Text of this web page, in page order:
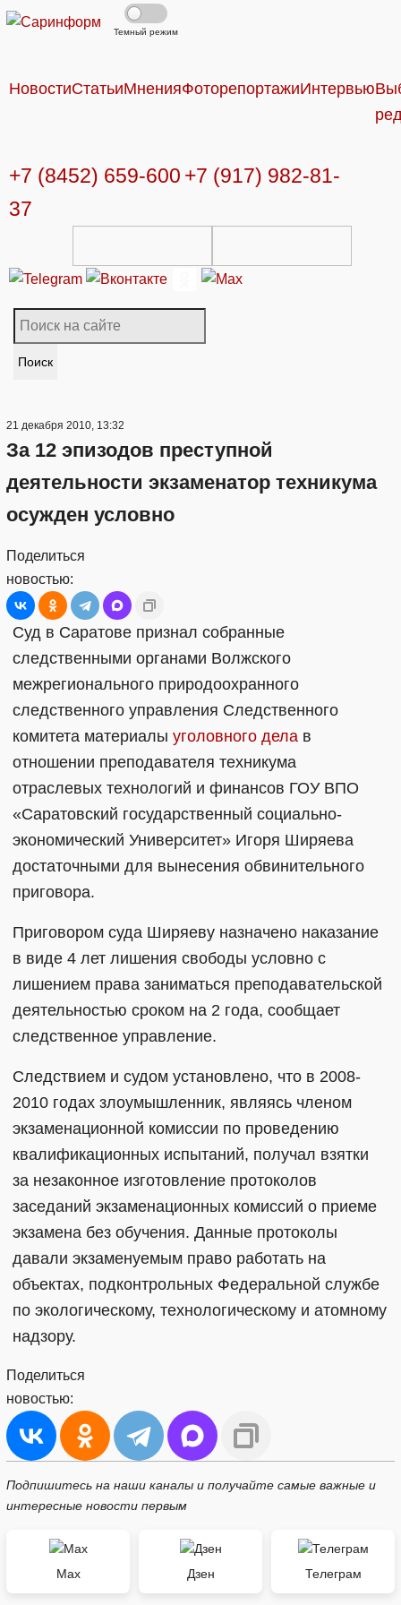
Темный режим
НовостиСтатьиМненияФоторепортажиИнтервью
+7 (8452) 659-600 +7 (917) 982-81-
37
Поиск
21 декабря 2010, 13:32
За 12 эпизодов преступной
деятельности экзаменатор техникума
осужден условно
Поделиться
новостью:
Суд в Саратове признал собранные
следственными органами Волжского
межрегионального природоохранного
следственного управления Следственного
комитета материалы уголовного дела в
отношении преподавателя техникума
отраслевых технологий и финансов ГОУ ВПО
«Саратовский государственный социально-
экономический Университет» Игоря Ширяева
достаточными для вынесения обвинительного
приговора.
Приговором суда Ширяеву назначено наказание
в виде 4 лет лишения свободы условно с
лишением права заниматься преподавательской
деятельностью сроком на 2 года, сообщает
следственное управление.
Следствием и судом установлено, что в 2008-
2010 годах злоумышленник, являясь членом
экзаменационной комиссии по проведению
квалификационных испытаний, получал взятки
за незаконное изготовление протоколов
заседаний экзаменационных комиссий о приеме
экзамена без обучения. Данные протоколы
давали экзаменуемым право работать на
объектах, подконтрольных Федеральной службе
по экологическому, технологическому и атомному
надзору.
Поделиться
новостью:
Подпишитесь на наши каналы и получайте самые важные и
интересные новости первым
Max Дзен Телеграм